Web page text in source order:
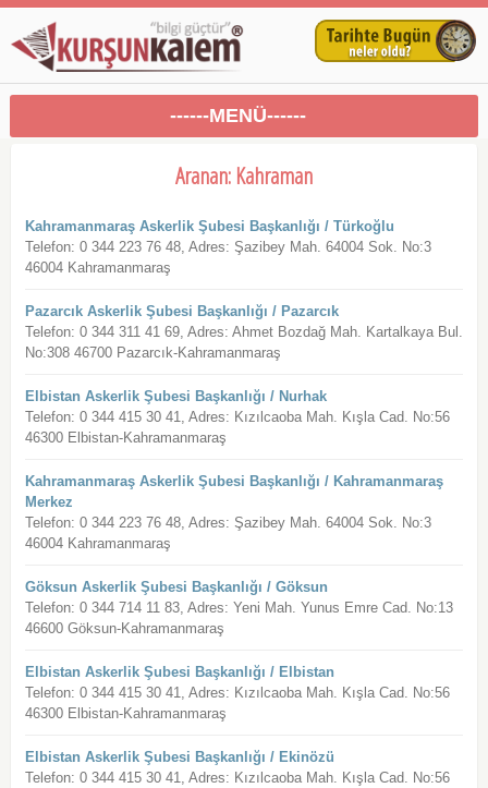
------MENÜ------
Aranan: Kahraman
Kahramanmaraş Askerlik Şubesi Başkanlığı / Türkoğlu
Telefon: 0 344 223 76 48, Adres: Şazibey Mah. 64004 Sok. No:3
46004 Kahramanmaraş
Pazarcık Askerlik Şubesi Başkanlığı / Pazarcık
Telefon: 0 344 311 41 69, Adres: Ahmet Bozdağ Mah. Kartalkaya Bul.
No:308 46700 Pazarcık-Kahramanmaraş
Elbistan Askerlik Şubesi Başkanlığı / Nurhak
Telefon: 0 344 415 30 41, Adres: Kızılcaoba Mah. Kışla Cad. No:56
46300 Elbistan-Kahramanmaraş
Kahramanmaraş Askerlik Şubesi Başkanlığı / Kahramanmaraş
Merkez
Telefon: 0 344 223 76 48, Adres: Şazibey Mah. 64004 Sok. No:3
46004 Kahramanmaraş
Göksun Askerlik Şubesi Başkanlığı / Göksun
Telefon: 0 344 714 11 83, Adres: Yeni Mah. Yunus Emre Cad. No:13
46600 Göksun-Kahramanmaraş
Elbistan Askerlik Şubesi Başkanlığı / Elbistan
Telefon: 0 344 415 30 41, Adres: Kızılcaoba Mah. Kışla Cad. No:56
46300 Elbistan-Kahramanmaraş
Elbistan Askerlik Şubesi Başkanlığı / Ekinözü
Telefon: 0 344 415 30 41, Adres: Kızılcaoba Mah. Kışla Cad. No:56